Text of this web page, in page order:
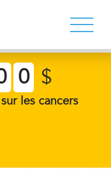
0 $
les cancers